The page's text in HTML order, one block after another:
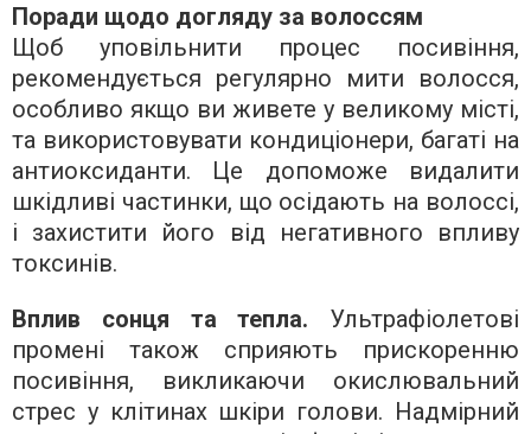
Поради щодо догляду за волоссям
Щоб уповільнити процес посивіння,
рекомендується регулярно мити волосся,
особливо якщо ви живете у великому місті,
та використовувати кондиціонери, багаті на
антиоксиданти. Це допоможе видалити
шкідливі частинки, що осідають на волоссі,
і захистити його від негативного впливу
токсинів.
Вплив сонця та тепла. Ультрафіолетові
промені також сприяють прискоренню
посивіння, викликаючи окислювальний
стрес у клітинах шкіри голови. Надмірний